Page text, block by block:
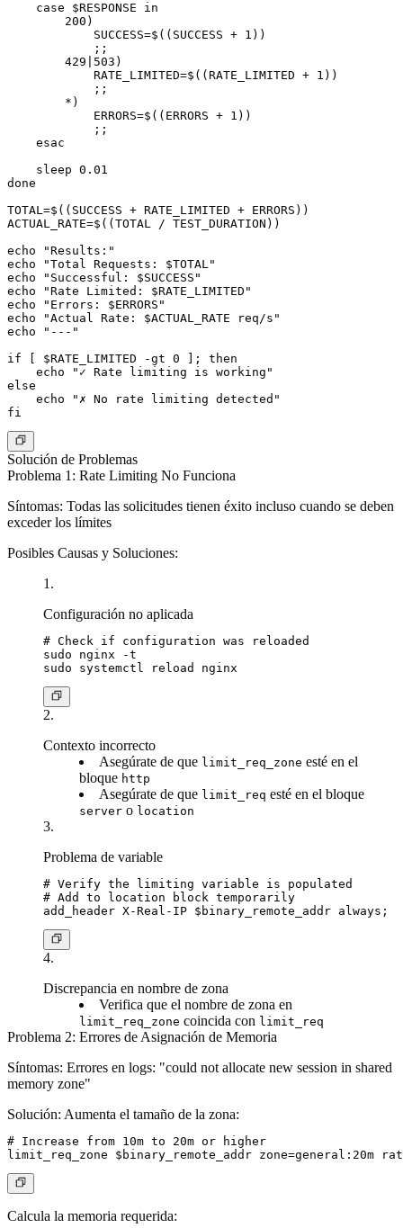
    case $RESPONSE in
        200)
            SUCCESS=$((SUCCESS + 1))
            ;;
        429|503)
            RATE_LIMITED=$((RATE_LIMITED + 1))
            ;;
        *)
            ERRORS=$((ERRORS + 1))
            ;;
    esac
    sleep 0.01
done
TOTAL=$((SUCCESS + RATE_LIMITED + ERRORS))
ACTUAL_RATE=$((TOTAL / TEST_DURATION))
echo "Results:"
echo "Total Requests: $TOTAL"
echo "Successful: $SUCCESS"
echo "Rate Limited: $RATE_LIMITED"
echo "Errors: $ERRORS"
echo "Actual Rate: $ACTUAL_RATE req/s"
echo "---"
if [ $RATE_LIMITED -gt 0 ]; then
    echo "✓ Rate limiting is working"
else
    echo "✗ No rate limiting detected"
Solución de Problemas
Problema 1: Rate Limiting No Funciona
Síntomas: Todas las solicitudes tienen éxito incluso cuando se deben
exceder los límites
Posibles Causas y Soluciones:
Configuración no aplicada
# Check if configuration was reloaded
sudo nginx -t
Contexto incorrecto
Asegúrate de que limit_req_zone esté en el
bloque http
Asegúrate de que limit_req esté en el bloque
server o location
Problema de variable
# Verify the limiting variable is populated
# Add to location block temporarily
Discrepancia en nombre de zona
Verifica que el nombre de zona en
limit_req_zone coincida con limit_req
Problema 2: Errores de Asignación de Memoria
Síntomas: Errores en logs: "could not allocate new session in shared
memory zone"
Solución: Aumenta el tamaño de la zona:
# Increase from 10m to 20m or higher
Calcula la memoria requerida: